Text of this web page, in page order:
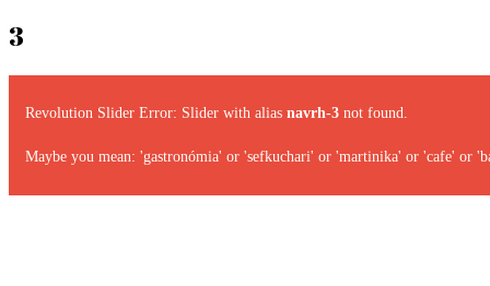
3
Revolution Slider Error: Slider with alias navrh-3 not found.
Maybe you mean: 'gastronómia' or 'sefkuchari' or 'martinika' or 'cafe' or